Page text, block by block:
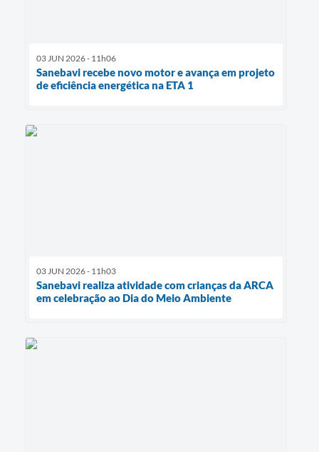
03 JUN 2026 - 11h06
Sanebavi recebe novo motor e avança em projeto
de eficiência energética na ETA 1
03 JUN 2026 - 11h03
Sanebavi realiza atividade com crianças da ARCA
em celebração ao Dia do Meio Ambiente